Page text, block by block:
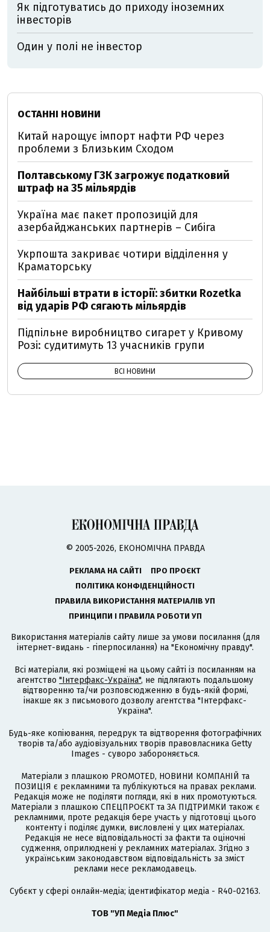
Як підготуватись до приходу іноземних
інвесторів
Один у полі не інвестор
ОСТАННІ НОВИНИ
Китай нарощує імпорт нафти РФ через
проблеми з Близьким Сходом
Полтавському ГЗК загрожує податковий
штраф на 35 мільярдів
Україна має пакет пропозицій для
азербайджанських партнерів – Сибіга
Укрпошта закриває чотири відділення у
Краматорську
Найбільші втрати в історії: збитки Rozetka
від ударів РФ сягають мільярдів
Підпільне виробництво сигарет у Кривому
Розі: судитимуть 13 учасників групи
ВСІ НОВИНИ
© 2005-2026, ЕКОНОМІЧНА ПРАВДА
РЕКЛАМА НА САЙТІ
ПРО ПРОЄКТ
ПОЛІТИКА КОНФІДЕНЦІЙНОСТІ
ПРАВИЛА ВИКОРИСТАННЯ МАТЕРІАЛІВ УП
ПРИНЦИПИ І ПРАВИЛА РОБОТИ УП
Використання матеріалів сайту лише за умови посилання (для
інтернет-видань - гіперпосилання) на "Економічну правду".
Всі матеріали, які розміщені на цьому сайті із посиланням на
агентство "Інтерфакс-Україна", не підлягають подальшому
відтворенню та/чи розповсюдженню в будь-якій формі,
інакше як з письмового дозволу агентства "Інтерфакс-
Україна".
Будь-яке копіювання, передрук та відтворення фотографічних
творів та/або аудіовізуальних творів правовласника Getty
Images - суворо забороняється.
Матеріали з плашкою PROMOTED, НОВИНИ КОМПАНІЙ та
ПОЗИЦІЯ є рекламними та публікуються на правах реклами.
Редакція може не поділяти погляди, які в них промотуються.
Матеріали з плашкою СПЕЦПРОЄКТ та ЗА ПІДТРИМКИ також є
рекламними, проте редакція бере участь у підготовці цього
контенту і поділяє думки, висловлені у цих матеріалах.
Редакція не несе відповідальності за факти та оціночні
судження, оприлюднені у рекламних матеріалах. Згідно з
українським законодавством відповідальність за зміст
реклами несе рекламодавець.
Cубєкт у сфері онлайн-медіа; ідентифікатор медіа - R40-02163.
ТОВ "УП Медіа Плюс"